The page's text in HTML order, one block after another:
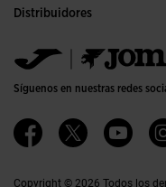
Transporte y entrega
FAQs
Historia
Política de calidad y medio
Trabaja con nosotros
Accesibilidad
Distribuidores
Jomanet
Área marketing
Contacto
Síguenos en nuestras redes
Copyright © 2026 Todos los